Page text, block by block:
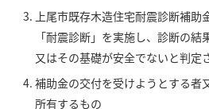
上尾市既存木造住宅耐震診断補
「耐震診断」を実施し、診断の
又はその基礎が安全でないと判定
補助金の交付を受けようとする者
所有するもの